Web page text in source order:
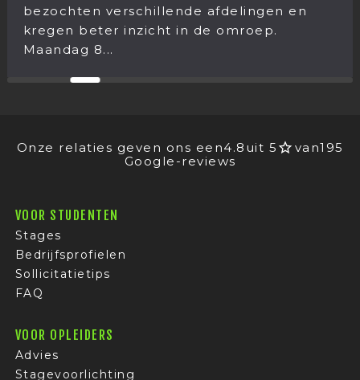
bezochten verschillende afdelingen en
kregen beter inzicht in de omroep.
Maandag 8...
Onze relaties geven ons een4.8 uit 5 van195
Google-reviews
VOOR STUDENTEN
Stages
Bedrijfsprofielen
Sollicitatietips
FAQ
VOOR OPLEIDERS
Advies
Stagevoorlichting